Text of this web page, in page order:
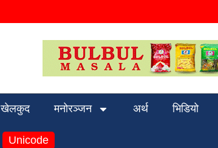
खेलकुद मनोरञ्जन अर्थ भिडियो
Unicode